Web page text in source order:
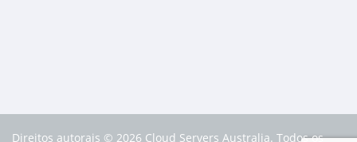
Direitos autorais © 2026 Cloud Servers Australia. Todos os